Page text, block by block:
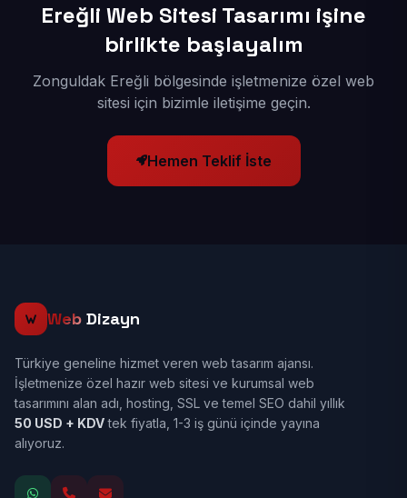
Ereğli Web Sitesi Tasarımı işine
birlikte başlayalım
Zonguldak Ereğli bölgesinde işletmenize özel web
sitesi için bizimle iletişime geçin.
Hemen Teklif İste
Web Dizayn
Türkiye geneline hizmet veren web tasarım ajansı.
İşletmenize özel hazır web sitesi ve kurumsal web
tasarımını alan adı, hosting, SSL ve temel SEO dahil yıllık
50 USD + KDVtek fiyatla, 1-3 iş günü içinde yayına
alıyoruz.